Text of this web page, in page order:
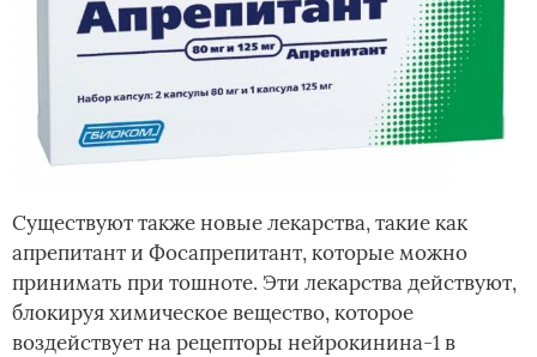
Существуют также новые лекарства, такие как
апрепитант и Фосапрепитант, которые можно
принимать при тошноте. Эти лекарства действуют,
блокируя химическое вещество, которое
воздействует на рецепторы нейрокинина-1 в